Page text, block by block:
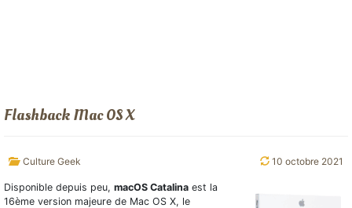
Flashback Mac OS X
Culture Geek 10 octobre 2021
Disponible depuis peu, macOS Catalina est la
16ème version majeure de Mac OS X, le